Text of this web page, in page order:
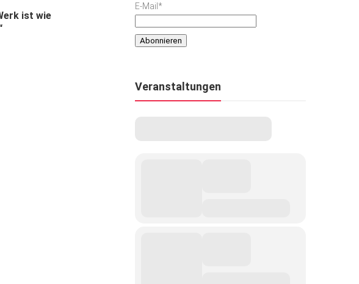
ist wie
E-Mail*
Veranstaltungen